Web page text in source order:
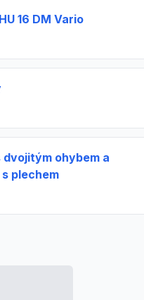
16 DM Vario
ohybem a
plechem